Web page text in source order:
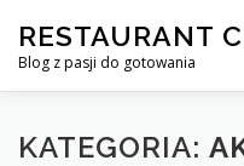
treści
RESTAURANT
Blog z pasji do gotowania
KATEGORIA: